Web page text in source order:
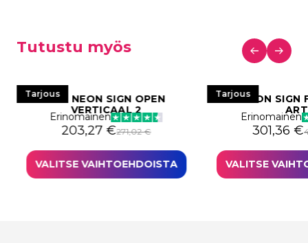
Tutustu myös
306,44 €.
TarjousLED NEON SIGN OPEN
VERTICAAL 2
Erinomainen
271,02€
Alkuperäinen hinta oli: 271,02 €.
203,27 €
Nykyinen hinta on: 203,27 €.
VALITSE VAIHTOEHDOISTA
Tarjous
LED NEON SIGN
ART
Erinomainen
301,36€
VALITSE